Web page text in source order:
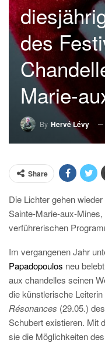
des
Marie-
By Hervé Lévy
Share
Die Lichter gehen
Sainte-Marie-aux-
verführerischen
Im vergangenen Jahr
Papadopoulos neu
aux chandelles seinen
die künstlerische
Résonances (29.05.)
Schubert existieren. Mit
sie die Möglichkeiten